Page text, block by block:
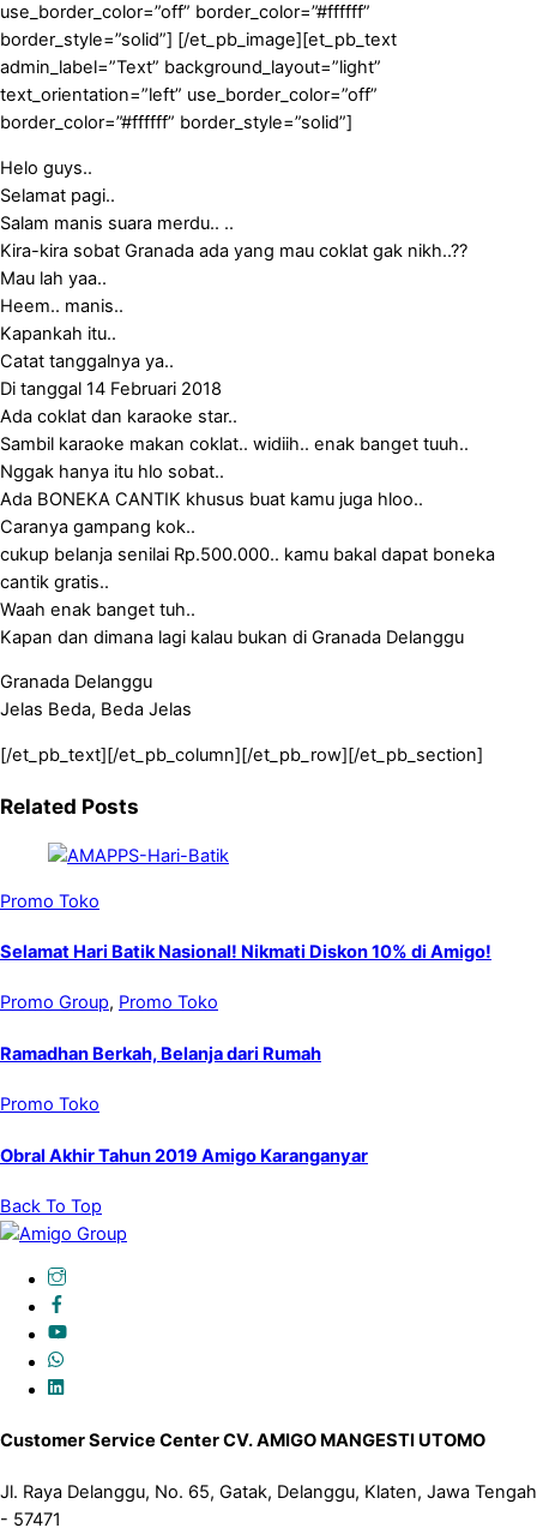
use_border_color=”off” border_color=”#ffffff”
border_style=”solid”] [/et_pb_image][et_pb_text
admin_label=”Text” background_layout=”light”
text_orientation=”left” use_border_color=”off”
border_color=”#ffffff” border_style=”solid”]
Helo guys..
Selamat pagi..
Salam manis suara merdu.. ..
Kira-kira sobat Granada ada yang mau coklat gak nikh..??
Mau lah yaa..
Heem.. manis..
Kapankah itu..
Catat tanggalnya ya..
Di tanggal 14 Februari 2018
Ada coklat dan karaoke star..
Sambil karaoke makan coklat.. widiih.. enak banget tuuh..
Nggak hanya itu hlo sobat..
Ada BONEKA CANTIK khusus buat kamu juga hloo..
Caranya gampang kok..
cukup belanja senilai Rp.500.000.. kamu bakal dapat boneka
cantik gratis..
Waah enak banget tuh..
Kapan dan dimana lagi kalau bukan di Granada Delanggu
Granada Delanggu
Jelas Beda, Beda Jelas
[/et_pb_text][/et_pb_column][/et_pb_row][/et_pb_section]
Related Posts
Promo Toko
Selamat Hari Batik Nasional! Nikmati Diskon 10% di Amigo!
Promo Group, Promo Toko
Ramadhan Berkah, Belanja dari Rumah
Promo Toko
Obral Akhir Tahun 2019 Amigo Karanganyar
Back To Top
Customer Service Center CV. AMIGO MANGESTI UTOMO
Jl. Raya Delanggu, No. 65, Gatak, Delanggu, Klaten, Jawa Tengah
- 57471